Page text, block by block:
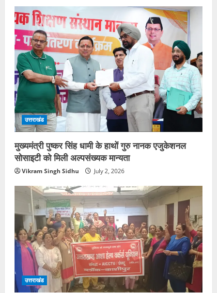
उत्तराखंड
मुख्यमंत्री पुष्कर सिंह धामी के हाथों गुरु नानक एजुकेशनल
सोसाइटी को मिली अल्पसंख्यक मान्यता
Vikram Singh Sidhu July 2, 2026
उत्तराखंड